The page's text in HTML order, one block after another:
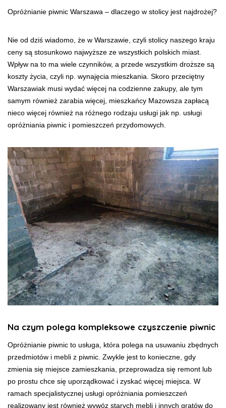
Opróżnianie piwnic Warszawa – dlaczego w stolicy jest najdrożej?
Nie od dziś wiadomo, że w Warszawie, czyli stolicy naszego kraju
ceny są stosunkowo najwyższe ze wszystkich polskich miast.
Wpływ na to ma wiele czynników, a przede wszystkim droższe są
koszty życia, czyli np. wynajęcia mieszkania. Skoro przeciętny
Warszawiak musi wydać więcej na codzienne zakupy, ale tym
samym również zarabia więcej, mieszkańcy Mazowsza zapłacą
nieco więcej również na różnego rodzaju usługi jak np. usługi
opróżniania piwnic i pomieszczeń przydomowych.
Na czym polega kompleksowe czyszczenie piwnic
Opróżnianie piwnic to usługa, która polega na usuwaniu zbędnych
przedmiotów i mebli z piwnic. Zwykle jest to konieczne, gdy
zmienia się miejsce zamieszkania, przeprowadza się remont lub
po prostu chce się uporządkować i zyskać więcej miejsca. W
ramach specjalistycznej usługi opróżniania pomieszczeń
realizowany jest również wywóz starych mebli i innych gratów do